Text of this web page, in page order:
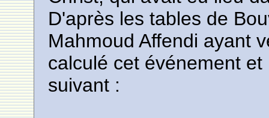
D'après les tables de
Mahmoud Affendi ayant
calculé cet événement
suivant :